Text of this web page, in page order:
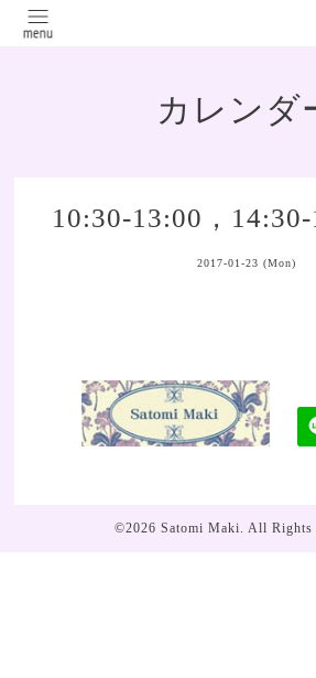
カレンダ
10:30-13:00，
2017-01-23 (Mon)
©2026 Satomi Maki. All Rights